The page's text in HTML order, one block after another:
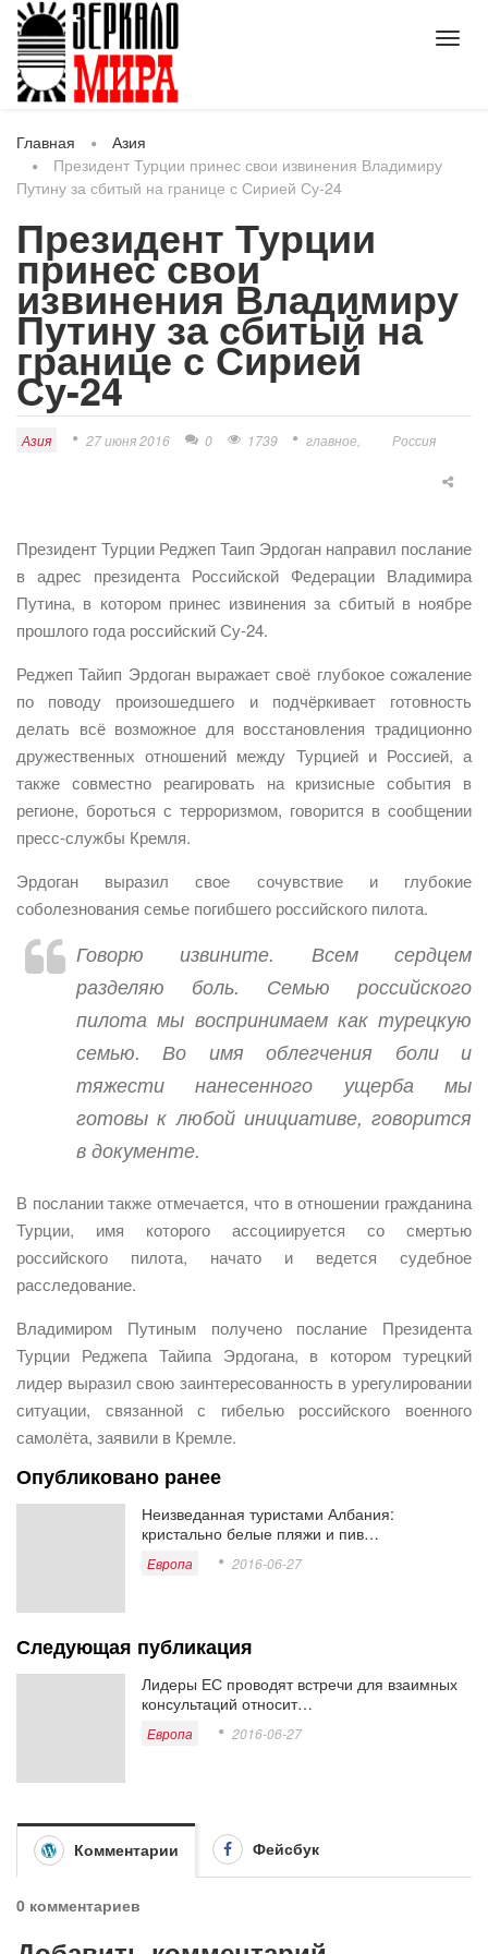
Главная
Азия
Президент Турции принес свои извинения Владимиру
Путину за сбитый на границе с Сирией Су-24
Президент Турции
принес свои
извинения Владимиру
Путину за сбитый на
границе с Сирией
Су-24
Азия 27 июня 2016 0 1739 главное Россия
Президент Турции Реджеп Таип Эрдоган направил послание
в адрес президента Российской Федерации Владимира
Путина, в котором принес извинения за сбитый в ноябре
прошлого года российский Су-24.
Реджеп Тайип Эрдоган выражает своё глубокое сожаление
по поводу произошедшего и подчёркивает готовность
делать всё возможное для восстановления традиционно
дружественных отношений между Турцией и Россией, а
также совместно реагировать на кризисные события в
регионе, бороться с терроризмом, говорится в сообщении
пресс-службы Кремля.
Эрдоган выразил свое сочувствие и глубокие
соболезнования семье погибшего российского пилота.
Говорю извините. Всем сердцем
разделяю боль. Семью российского
пилота мы воспринимаем как турецкую
семью. Во имя облегчения боли и
тяжести нанесенного ущерба мы
готовы к любой инициативе, говорится
в документе.
В послании также отмечается, что в отношении гражданина
Турции, имя которого ассоциируется со смертью
российского пилота, начато и ведется судебное
расследование.
Владимиром Путиным получено послание Президента
Турции Реджепа Тайипа Эрдогана, в котором турецкий
лидер выразил свою заинтересованность в урегулировании
ситуации, связанной с гибелью российского военного
самолёта, заявили в Кремле.
Опубликовано ранее
Неизведанная туристами Албания:
кристально белые пляжи и пив…
Европа 2016-06-27
Следующая публикация
Лидеры ЕС проводят встречи для взаимных
консультаций относит…
Европа 2016-06-27
Комментарии Фейсбук
0 комментариев